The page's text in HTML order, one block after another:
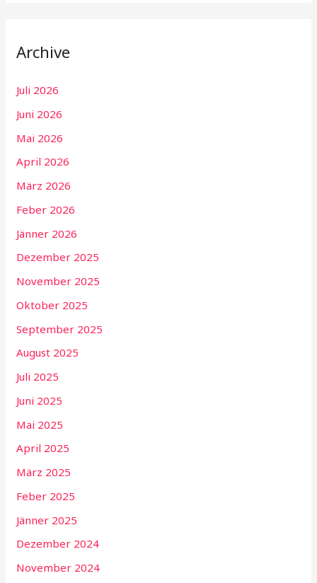
Archive
Juli 2026
Juni 2026
Mai 2026
April 2026
März 2026
Feber 2026
Jänner 2026
Dezember 2025
November 2025
Oktober 2025
September 2025
August 2025
Juli 2025
Juni 2025
Mai 2025
April 2025
März 2025
Feber 2025
Jänner 2025
Dezember 2024
November 2024